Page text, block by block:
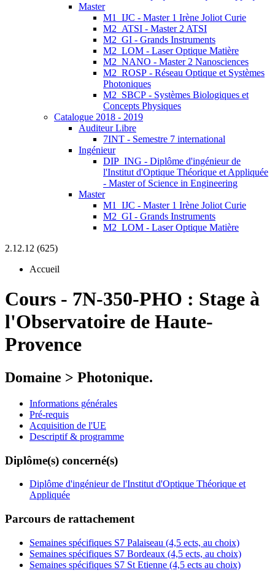
Master
M1_IJC - Master 1 Irène Joliot Curie
M2_ATSI - Master 2 ATSI
M2_GI - Grands Instruments
M2_LOM - Laser Optique Matière
M2_NANO - Master 2 Nanosciences
M2_ROSP - Réseau Optique et Systèmes
Photoniques
M2_SBCP - Systèmes Biologiques et
Concepts Physiques
Catalogue 2018 - 2019
Auditeur Libre
7INT - Semestre 7 international
Ingénieur
DIP_ING - Diplôme d'ingénieur de
l'Institut d'Optique Théorique et Appliquée
- Master of Science in Engineering
Master
M1_IJC - Master 1 Irène Joliot Curie
M2_GI - Grands Instruments
M2_LOM - Laser Optique Matière
2.12.12 (625)
Accueil
Cours - 7N-350-PHO : Stage à
l'Observatoire de Haute-
Provence
Domaine > Photonique.
Informations générales
Pré-requis
Acquisition de l'UE
Descriptif & programme
Diplôme(s) concerné(s)
Diplôme d'ingénieur de l'Institut d'Optique Théorique et
Appliquée
Parcours de rattachement
Semaines spécifiques S7 Palaiseau (4,5 ects, au choix)
Semaines spécifiques S7 Bordeaux (4,5 ects, au choix)
Semaines spécifiques S7 St Etienne (4,5 ects au choix)